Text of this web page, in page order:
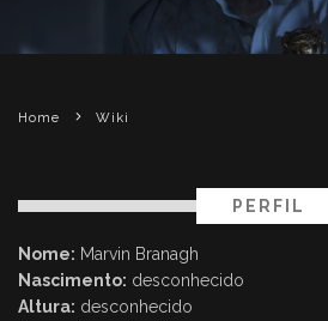
Home Wiki
PERFIL
Nome: Marvin Branagh
Nascimento: desconhecido
Altura: desconhecido